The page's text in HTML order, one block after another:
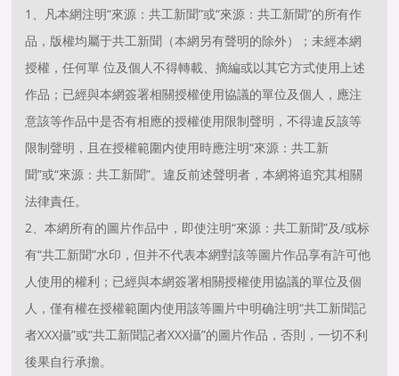
1、凡本網注明“來源：共工新聞”或“來源：共工新聞”的所有作
品，版權均屬于共工新聞（本網另有聲明的除外）；未經本網
授權，任何單 位及個人不得轉載、摘編或以其它方式使用上述
作品；已經與本網簽署相關授權使用協議的單位及個人，應注
意該等作品中是否有相應的授權使用限制聲明，不得違反該等
限制聲明，且在授權範圍内使用時應注明“來源：共工新
聞”或“來源：共工新聞”。違反前述聲明者，本網将追究其相關
法律責任。
2、本網所有的圖片作品中，即使注明“來源：共工新聞”及/或标
有“共工新聞”水印，但并不代表本網對該等圖片作品享有許可他
人使用的權利；已經與本網簽署相關授權使用協議的單位及個
人，僅有權在授權範圍内使用該等圖片中明确注明“共工新聞記
者XXX攝”或“共工新聞記者XXX攝”的圖片作品，否則，一切不利
後果自行承擔。